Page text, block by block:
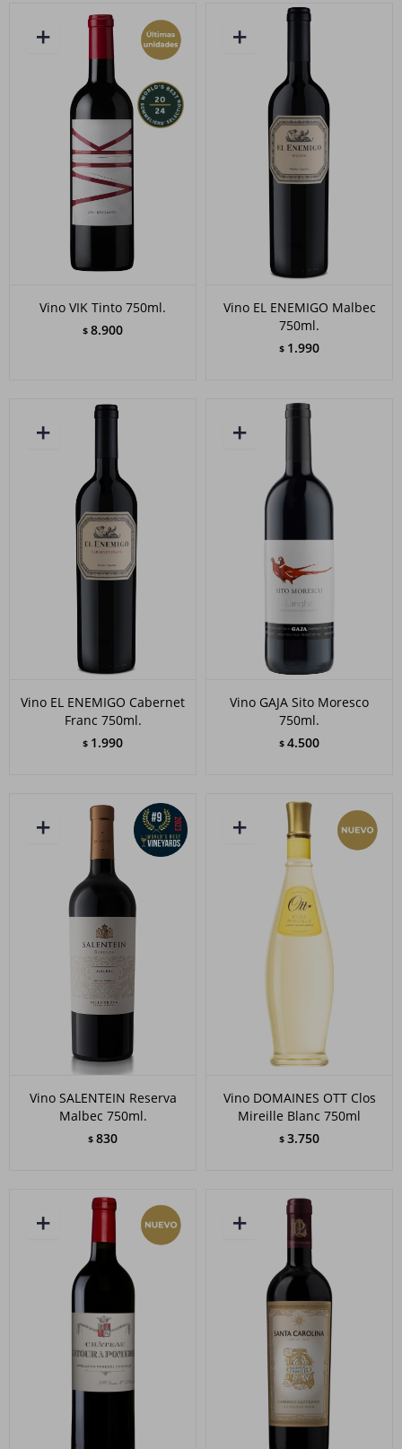
Vino VIK Tinto 750ml.
$ 8.900
Vino EL ENEMIGO Malbec
750ml.
$ 1.990
Vino EL ENEMIGO Cabernet
Franc 750ml.
$ 1.990
Vino GAJA Sito Moresco
750ml.
$ 4.500
Vino SALENTEIN Reserva
Malbec 750ml.
$ 830
Vino DOMAINES OTT Clos
Mireille Blanc 750ml
$ 3.750